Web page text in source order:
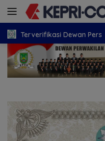
Langsung
Terverifikasi Dewan Pers